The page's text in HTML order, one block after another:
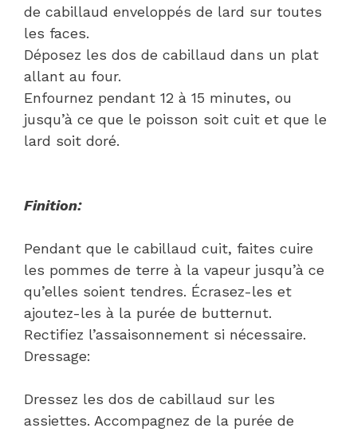
de cabillaud enveloppés de lard sur toutes
les faces.
Déposez les dos de cabillaud dans un plat
allant au four.
Enfournez pendant 12 à 15 minutes, ou
jusqu’à ce que le poisson soit cuit et que le
lard soit doré.
Finition:
Pendant que le cabillaud cuit, faites cuire
les pommes de terre à la vapeur jusqu’à ce
qu’elles soient tendres. Écrasez-les et
ajoutez-les à la purée de butternut.
Rectifiez l’assaisonnement si nécessaire.
Dressage:
Dressez les dos de cabillaud sur les
assiettes. Accompagnez de la purée de